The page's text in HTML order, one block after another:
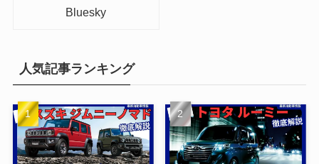
Bluesky
人気記事ランキング